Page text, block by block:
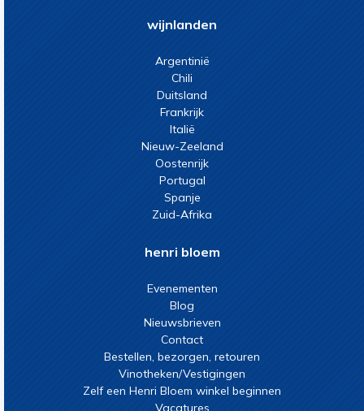
wijnlanden
Argentinië
Chili
Duitsland
Frankrijk
Italië
Nieuw-Zeeland
Oostenrijk
Portugal
Spanje
Zuid-Afrika
henri bloem
Evenementen
Blog
Nieuwsbrieven
Contact
Bestellen, bezorgen, retouren
Vinotheken/Vestigingen
Zelf een Henri Bloem winkel beginnen
Vacatures